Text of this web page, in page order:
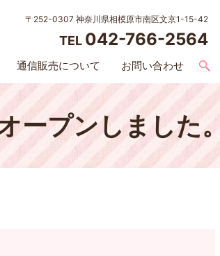
〒252-0307 神奈川県相模原市南区文京1-15-42
TEL 042-766-2564
通信販売について お問い合わせ
ープンしました。